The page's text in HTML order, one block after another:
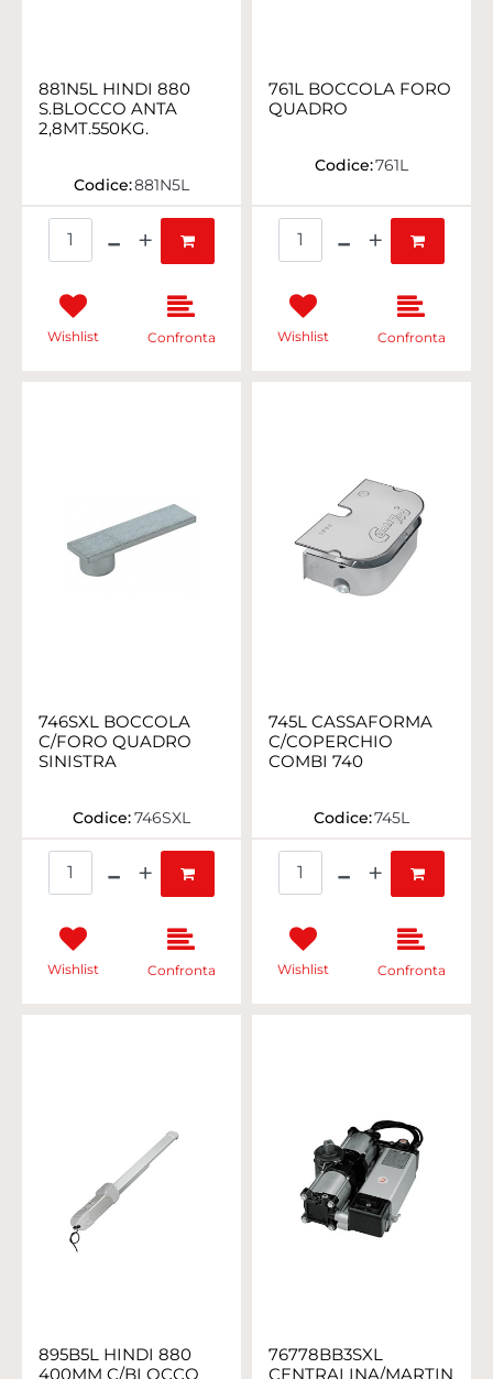
881N5L HINDI 880
S.BLOCCO ANTA
2,8MT.550KG.
Codice:881N5L
Wishlist Confronta
761L BOCCOLA FORO
QUADRO
Codice:761L
Wishlist Confronta
746SXL BOCCOLA
C/FORO QUADRO
SINISTRA
Codice:746SXL
Wishlist Confronta
745L CASSAFORMA
C/COPERCHIO
COMBI 740
Codice:745L
Wishlist Confronta
895B5L HINDI 880
400MM C/BLOCCO
76778BB3SXL
CENTRALINA/